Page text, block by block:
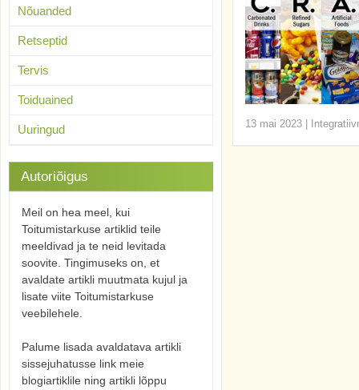
13 mai 2023
Nõuanded
Retseptid
Tervis
Toiduained
Uuringud
Autoriõigus
Meil on hea meel, kui
Toitumistarkuse artiklid teile
meeldivad ja te neid levitada
soovite. Tingimuseks on, et
avaldate artikli muutmata kujul ja
lisate viite Toitumistarkuse
veebilehele.
Palume lisada avaldatava artikli
sissejuhatusse link meie
blogiartiklile ning artikli lõppu